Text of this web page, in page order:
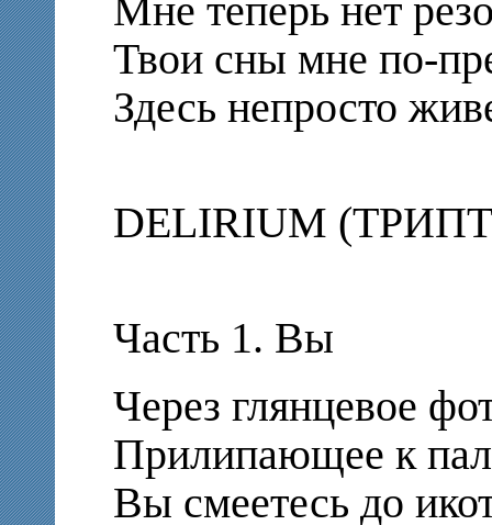
Мне теперь нет
Твои сны мне по-
Здесь непросто
DELIRIUM
Часть 1. Вы
Через глянцевое
Прилипающее к
Вы смеетесь до